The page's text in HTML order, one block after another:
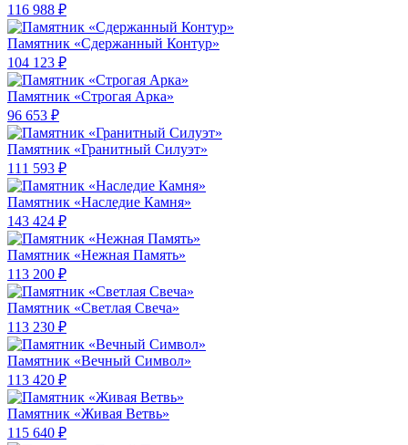
116 988 ₽
Памятник «Сдержанный Контур»
104 123 ₽
Памятник «Строгая Арка»
96 653 ₽
Памятник «Гранитный Силуэт»
111 593 ₽
Памятник «Наследие Камня»
143 424 ₽
Памятник «Нежная Память»
113 200 ₽
Памятник «Светлая Свеча»
113 230 ₽
Памятник «Вечный Символ»
113 420 ₽
Памятник «Живая Ветвь»
115 640 ₽